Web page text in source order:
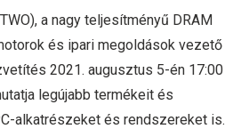
a nagy teljesítményű DRAM
és ipari megoldások vezető
2021. augusztus 5-én 17:00
legújabb termékeit és
alkatrészeket és rendszereket is.